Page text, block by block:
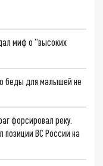
миф о "высоких
беды для малышей не
форсировал реку.
позиции ВС России на